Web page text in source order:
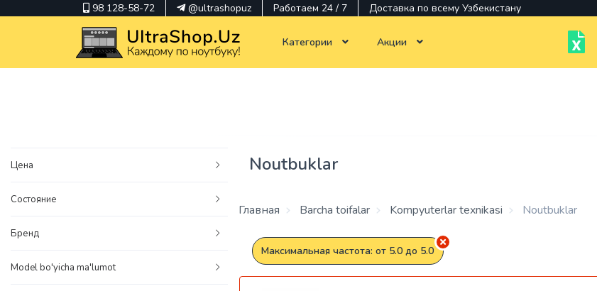
98 128-58-72 @ultrashopuz Работаем 24 / 7 Доставка по всему Узбекистану
Категории
Kartridjlar
Monitorlar
ta'minot
Aksessuarlar
Stiluslar
Komponentlar
Operativ
Акции
kindle
Hp
Цена
Состояние
Бренд
Model bo'yicha ma'lumot
Noutbuklar
Главная Barcha toifalar Kompyuterlar texnikasi Noutbuklar
Максимальная частота: от 5.0 до 5.0